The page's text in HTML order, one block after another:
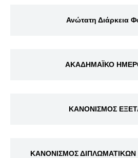
Ανώτατη Διάρκεια
ΑΚΑΔΗΜΑΪΚΟ
ΚΑΝΟΝΙΣΜΟΣ
ΚΑΝΟΝΙΣΜΟΣ ΔΙΠΛΩΜΑΤΙΚΩΝ